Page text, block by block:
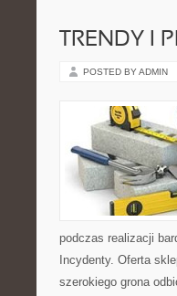
TRENDY I
POSTED BY ADMIN
podczas realizacji
Incydenty. Oferta
szerokiego grona